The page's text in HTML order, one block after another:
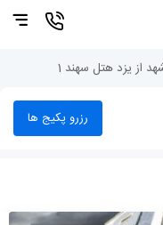
از یزد هتل سهند 1
رزرو پکیج ها